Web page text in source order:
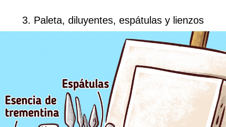
3. Paleta, diluyentes, espátulas y lienzos